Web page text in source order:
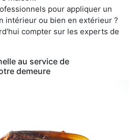
pour appliquer un
intérieur ou bien en extérieur ?
compter sur les experts de
au service de
demeure